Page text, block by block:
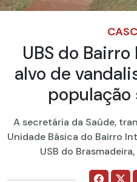
UBS do
alvo de
população
A secretária da Saúde,
Unidade Básica do Bairro
USB do